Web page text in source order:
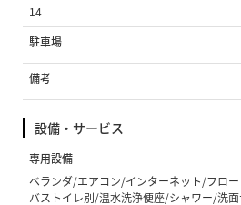
14
駐車場
備考
設備・サービス
専用設備
ベランダ/エアコン/インターネット/フロ
バストイレ別/温水洗浄便座/シャワー/洗